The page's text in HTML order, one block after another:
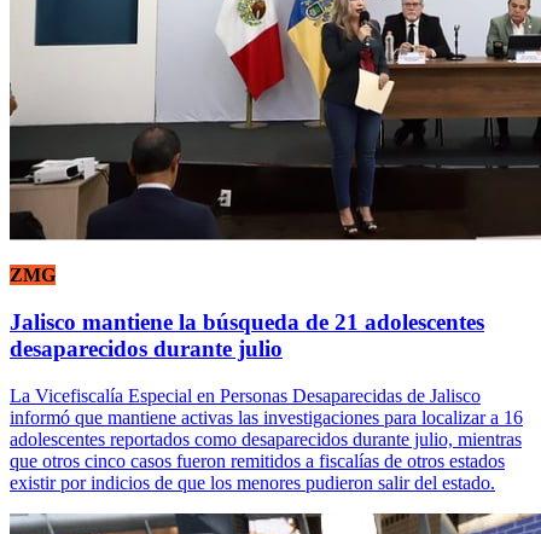
ZMG
Jalisco mantiene la búsqueda de 21 adolescentes
desaparecidos durante julio
La Vicefiscalía Especial en Personas Desaparecidas de Jalisco
informó que mantiene activas las investigaciones para localizar a 16
adolescentes reportados como desaparecidos durante julio, mientras
que otros cinco casos fueron remitidos a fiscalías de otros estados
existir por indicios de que los menores pudieron salir del estado.